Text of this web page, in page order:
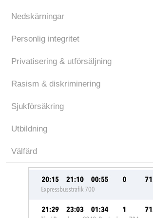
Nedskärningar
Personlig integritet
Privatisering & utförsäljning
Rasism & diskriminering
Sjukförsäkring
Utbildning
Välfärd